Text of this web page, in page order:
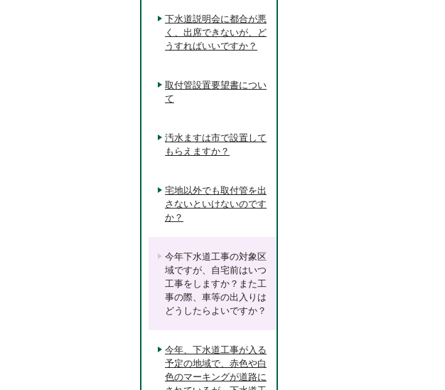
下水道説明会に都合が悪
く、出席できないが、ど
うすればいいですか？
取付管設置要望書につい
て
汚水ますは市で設置して
もらえますか？
宅地以外でも取付管を出
さないといけないのです
か？
今年下水道工事の対象区
域ですが、自宅前はいつ
工事をしますか？また工
事の際、車等の出入りは
どうしたらよいですか？
今年、下水道工事が入る
予定の地域で、赤色や白
色のマーキングが道路に